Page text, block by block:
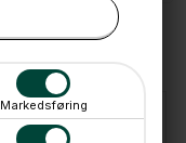
Markedsføring